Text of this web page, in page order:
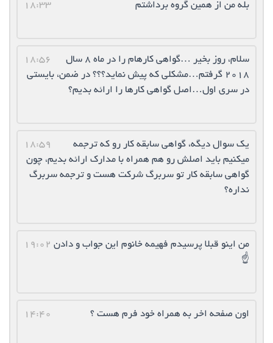
18:33 بله من از همین گروه برداشتم
18:56
سلام، روز بخیر …گواهی کارهام را در ماه ۸ سال
۲۰۱۸ گرفتم…مشکلی که پیش نماید؟؟؟ در ضمن، بایستی
در سری اول…اصل گواهی کارها را ارائه بدیم؟
18:59
یک سوال دیگه، گواهی سابقه کار رو که ترجمه
میکنیم باید اصلش رو هم همراه با مدارک ارائه بدیم، چون
گواهی سابقه کار تو سربرگ شرکت هست و ترجمه سربرگ
نداره؟
19:02 من اینو قبلا پرسیدم فهیمه خانوم این جواب و دادن
☝️
14:40 اون صفحه اخر به همراه خود فرم هست ؟